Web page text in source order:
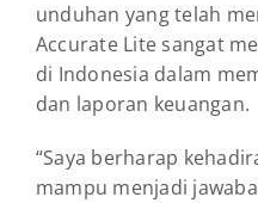
unduhan yang telah
Accurate Lite sangat
di Indonesia dalam
dan laporan keuangan.
“Saya berharap
mampu menjadi